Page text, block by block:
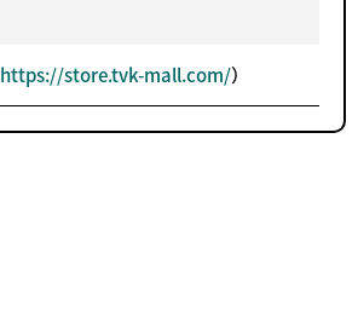
https://store.tvk-mall.com/）